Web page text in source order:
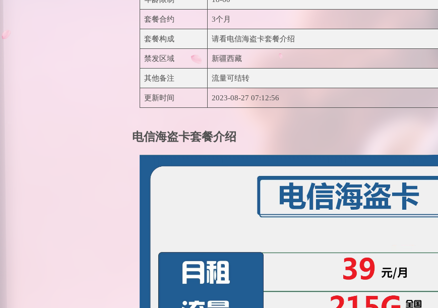
套餐合约 3个月
套餐构成 请看电信海盗卡套餐介绍
禁发区域 新疆西藏
其他备注 流量可结转
更新时间 2023-08-27 07:12:56
电信海盗卡套餐介绍